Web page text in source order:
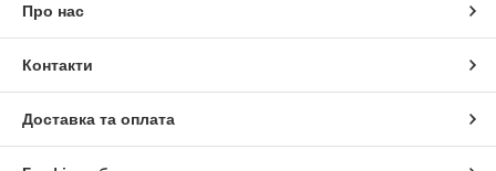
Про нас
Контакти
Доставка та оплата